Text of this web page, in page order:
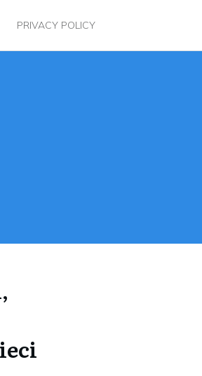
PRIVACY POLICY